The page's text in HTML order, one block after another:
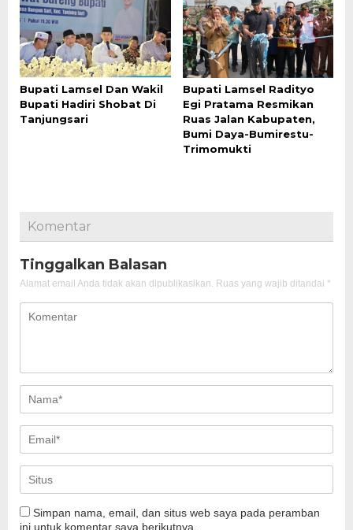
Bupati Lamsel Dan Wakil
Bupati Hadiri Shobat Di
Tanjungsari
Bupati Lamsel Radityo
Egi Pratama Resmikan
Ruas Jalan Kabupaten,
Bumi Daya-Bumirestu-
Trimomukti
Komentar
Tinggalkan Balasan
Alamat email Anda tidak akan dipublikasikan. Ruas yang wajib ditandai *
Simpan nama, email, dan situs web saya pada peramban
ini untuk komentar saya berikutnya.